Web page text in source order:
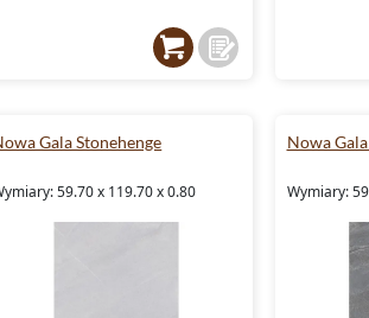
Gala Stonehenge
59.70 x 119.70 x 0.80
Nowa
Wymiary: